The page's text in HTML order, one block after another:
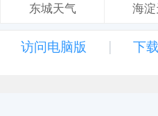
东城天气 海
访问电脑版 | 下